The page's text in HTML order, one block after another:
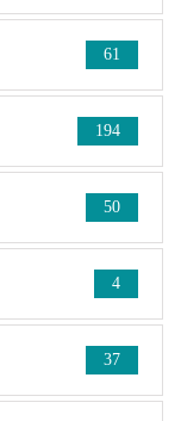
61
194
50
4
37